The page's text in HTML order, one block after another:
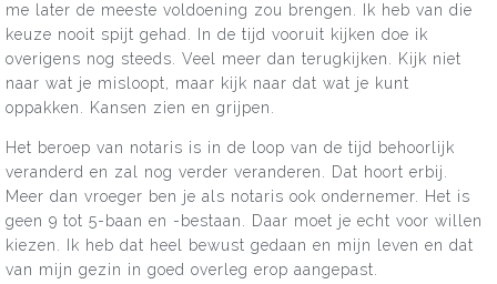
me later de meeste voldoening zou brengen. Ik heb van die
keuze nooit spijt gehad. In de tijd vooruit kijken doe ik
overigens nog steeds. Veel meer dan terugkijken. Kijk niet
naar wat je misloopt, maar kijk naar dat wat je kunt
oppakken. Kansen zien en grijpen.
Het beroep van notaris is in de loop van de tijd behoorlijk
veranderd en zal nog verder veranderen. Dat hoort erbij.
Meer dan vroeger ben je als notaris ook ondernemer. Het is
geen 9 tot 5-baan en -bestaan. Daar moet je echt voor willen
kiezen. Ik heb dat heel bewust gedaan en mijn leven en dat
van mijn gezin in goed overleg erop aangepast.